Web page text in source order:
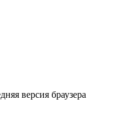
версия браузера